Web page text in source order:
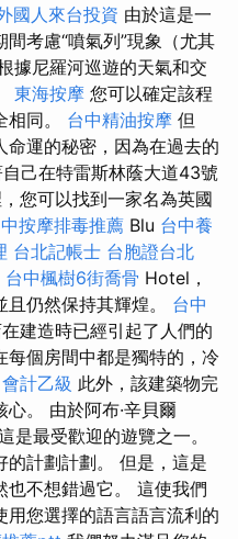
國人來台投資 由於這是一
考慮“噴氣列”現象（尤其
據尼羅河巡遊的天氣和交
東海按摩 您可以確定該程
同。 台中精油按摩 但
命運的秘密，因為在過去的
己在特雷斯林蔭大道43號
您可以找到一家名為英國
按摩排毒推薦 Blu 台中養
台北記帳士 台胞證台北
台中楓樹6街喬骨 Hotel，
仍然保持其輝煌。 台中
建造時已經引起了人們的
每個房間中都是獨特的，冷
計乙級 此外，該建築物完
。 由於阿布·辛貝爾
是最受歡迎的遊覽之一。
的計劃計劃。 但是，這是
也不想錯過它。 這使我們
您選擇的語言語言流利的